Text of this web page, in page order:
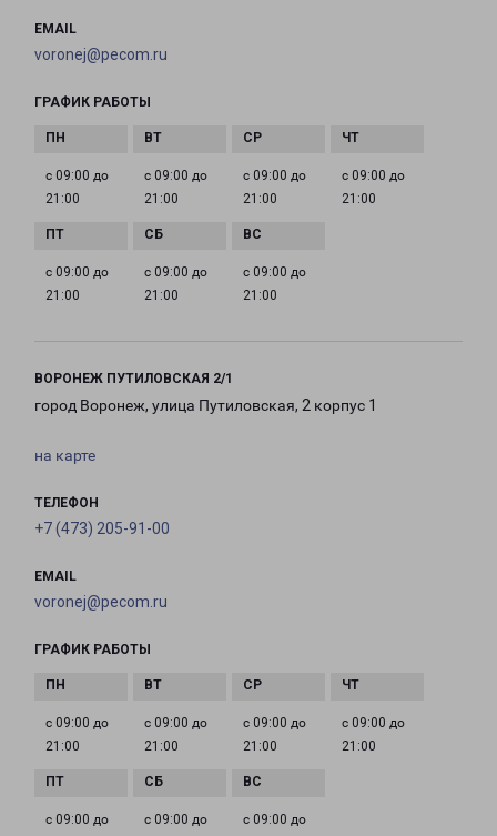
EMAIL
voronej@pecom.ru
ГРАФИК РАБОТЫ
с 09:00 до
21:00
с 09:00 до
21:00
с 09:00 до
21:00
с 09:00 до
21:00
с 09:00 до
21:00
с 09:00 до
21:00
с 09:00 до
21:00
ВОРОНЕЖ ПУТИЛОВСКАЯ 2/1
город Воронеж, улица Путиловская, 2 корпус 1
на карте
ТЕЛЕФОН
+7 (473) 205-91-00
EMAIL
voronej@pecom.ru
ГРАФИК РАБОТЫ
с 09:00 до
21:00
с 09:00 до
21:00
с 09:00 до
21:00
с 09:00 до
21:00
с 09:00 до
с 09:00 до
с 09:00 до